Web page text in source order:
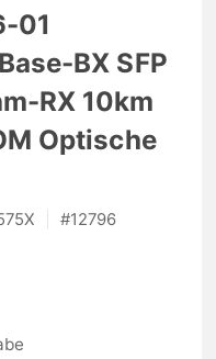
01
BX SFP
RX 10km
Optische
#12796